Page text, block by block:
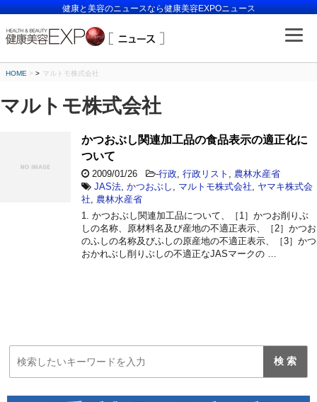
健康と美容のニュースなら健康美容EXPOニュース
HOME > マルトモ株式会社
マルトモ株式会社
かつおぶし関連加工品の食品表示の適正化に
ついて
2009/01/26 -行政 行政リスト
農林水産省
JAS法 かつおぶし マルトモ株式会社
ヤマキ株式会
社
農林水産省
1. かつおぶし関連加工品について、［1］かつお削りぶ
しの名称、原材料名及び産地の不適正表示、［2］かつお
のふしの名称及びふしの原産地の不適正表示、［3］かつ
おかれぶし削りぶしの不適正なJASマークの …